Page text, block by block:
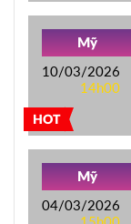
HOT
Mỹ
10/03/2026
14h00
Mỹ
04/03/2026